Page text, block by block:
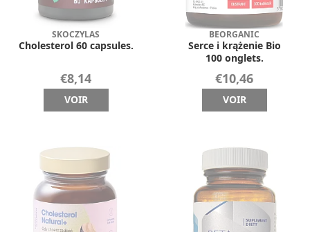
SKOCZYLAS
Cholesterol 60 capsules.
€8,14
VOIR
BEORGANIC
Serce i krążenie Bio
100 onglets.
€10,46
VOIR